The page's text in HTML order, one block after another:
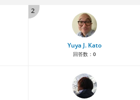
2
Yuya J. Kato
回答数： 0